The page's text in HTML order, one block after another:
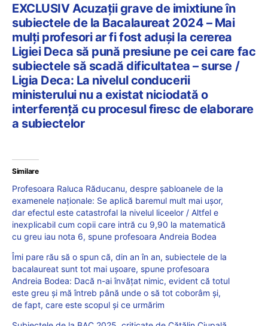
EXCLUSIV Acuzații grave de imixtiune în
subiectele de la Bacalaureat 2024 – Mai
mulți profesori ar fi fost aduși la cererea
Ligiei Deca să pună presiune pe cei care fac
subiectele să scadă dificultatea – surse /
Ligia Deca: La nivelul conducerii
ministerului nu a existat niciodată o
interferență cu procesul firesc de elaborare
a subiectelor
Similare
Profesoara Raluca Răducanu, despre șabloanele de la
examenele naționale: Se aplică baremul mult mai ușor,
dar efectul este catastrofal la nivelul liceelor / Altfel e
inexplicabil cum copii care intră cu 9,90 la matematică
cu greu iau nota 6, spune profesoara Andreia Bodea
Îmi pare rău să o spun că, din an în an, subiectele de la
bacalaureat sunt tot mai ușoare, spune profesoara
Andreia Bodea: Dacă n-ai învățat nimic, evident că totul
este greu și mă întreb până unde o să tot coborâm și,
de fapt, care este scopul și ce urmărim